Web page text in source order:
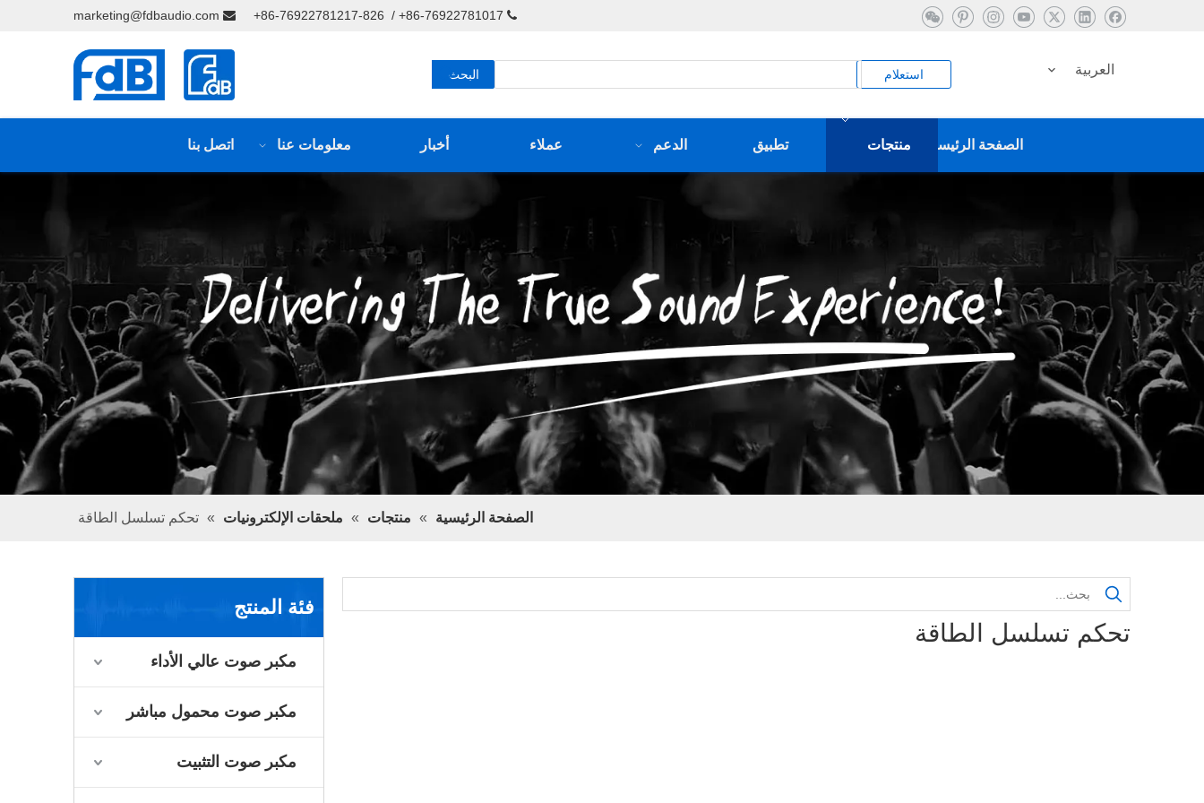


marketing@fdbaudio.com
البحث استعلام العربية
الصفحة الرئيسية منتجات تطبيق الدعم عملاء أخبار معلومات عنا اتصل بنا
الصفحة الرئيسية » منتجات » ملحقات الإلكترونيات » تحكم تسلسل الطاقة
فئة المنتج
مكبر صوت عالي الأداء
مكبر صوت محمول مباشر
مكبر صوت التثبيت
تحكم تسلسل الطاقة